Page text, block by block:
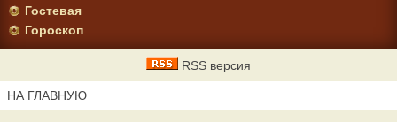
Гостевая
Гороскоп
RSS версия
НА ГЛАВНУЮ